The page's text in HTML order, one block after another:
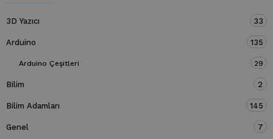
3D Yazıcı 33
Arduino 135
Arduino Çeşitleri 29
Bilim 2
Bilim Adamları 145
Genel 7